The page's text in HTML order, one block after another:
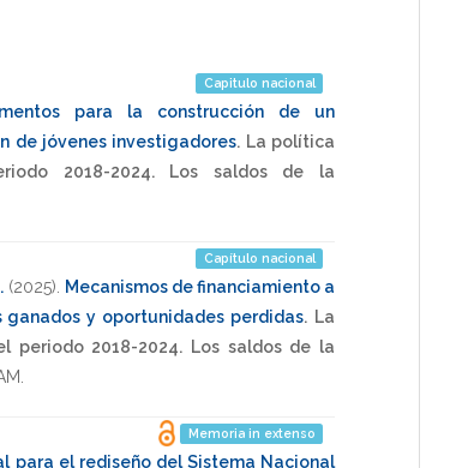
Capitulo nacional
para la construcción de un
de jóvenes investigadores. La política
2018-2024. Los saldos de la
Capítulo nacional
(2025)
Mecanismos de financiamiento a
ganados y oportunidades perdidas. La
2018-2024. Los saldos de la
Memoria in extenso
para el rediseño del Sistema Nacional